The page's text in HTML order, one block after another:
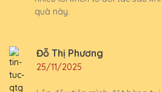
quà này.
Đỗ Thị Phương
25/11/2025